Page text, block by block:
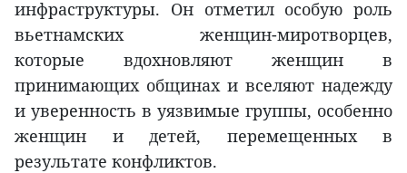
инфраструктуры. Он отметил особую роль
вьетнамских женщин-миротворцев,
которые вдохновляют женщин в
принимающих общинах и вселяют надежду
и уверенность в уязвимые группы, особенно
женщин и детей, перемещенных в
результате конфликтов.